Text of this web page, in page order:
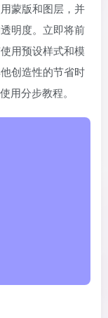
蒙版和图层，并
明度。立即将前
用预设样式和模
创造性的节省时
用分步教程。